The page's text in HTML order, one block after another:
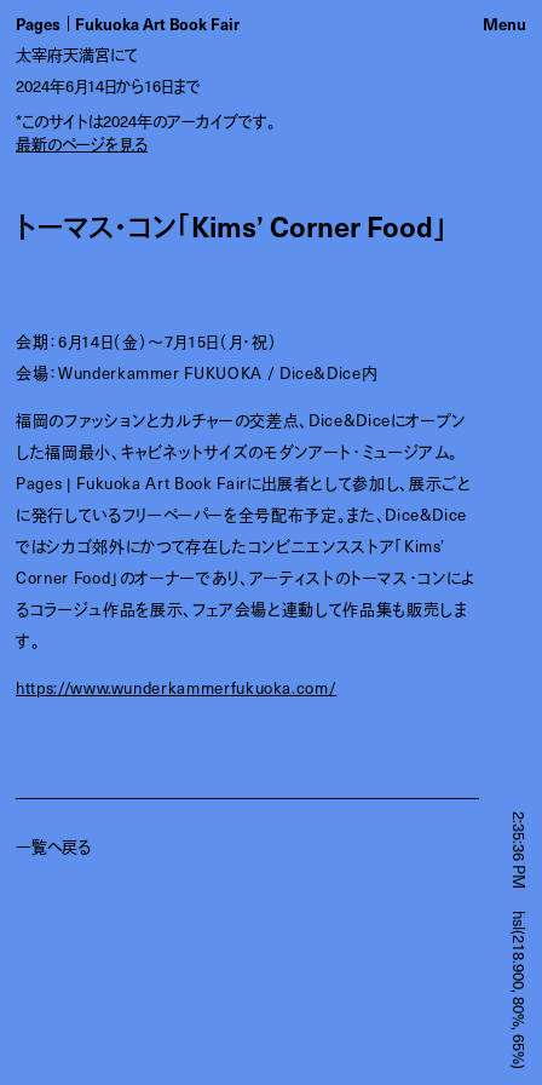
Pages Fukuoka Art Book Fair
太宰府天満宮にて
2024年6月14日から16日まで
*このサイトは2024年のアーカイブです。
最新のページを見る
2:35:36 PM
hsl(218.900, 80%, 65%)
トーマス・コン「Kims’ Corner Food」
会期：6月14日（金）〜7月15日（月・祝）
会場：Wunderkammer FUKUOKA / Dice&Dice内
福岡のファッションとカルチャーの交差点、Dice&Diceにオープン
した福岡最⼩、キャビネットサイズのモダンアート・ミュージアム。
Pages | Fukuoka Art Book Fairに出展者として参加し、展⽰ごと
に発⾏しているフリーペーパーを全号配布予定。また、Dice&Dice
ではシカゴ郊外にかつて存在したコンビニエンスストア「Kims’
Corner Food」のオーナーであり、アーティストのトーマス・コンによ
るコラージュ作品を展示、フェア会場と連動して作品集も販売しま
す。
https://www.wunderkammerfukuoka.com/
一覧へ戻る